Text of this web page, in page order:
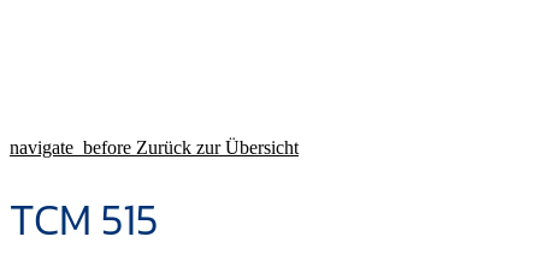
navigate_before Zurück zur Übersicht
TCM 515